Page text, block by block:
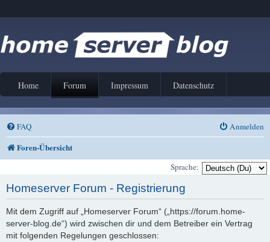
Home Forum Impressum Datenschutz
FAQ Anmelden
Foren-Übersicht
Sprache:
Homeserver Forum - Registrierung
Mit dem Zugriff auf „Homeserver Forum“ („https://forum.home-
server-blog.de“) wird zwischen dir und dem Betreiber ein Vertrag
mit folgenden Regelungen geschlossen: